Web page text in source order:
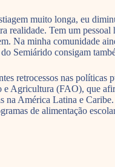
muito longa, eu
realidade. Tem um
Na minha comunidade
Semiárido consigam
retrocessos nas
Agricultura (FAO), que
na América Latina e
de alimentação